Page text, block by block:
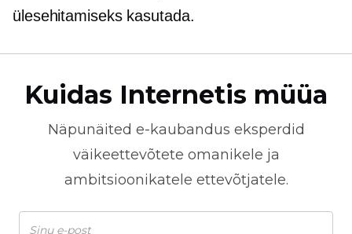
ülesehitamiseks kasutada.
Kuidas Internetis müüa
Näpunäited e-kaubandus eksperdid
väikeettevõtete omanikele ja
ambitsioonikatele ettevõtjatele.